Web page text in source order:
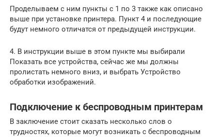
Проделываем с ним пункты с 1 по 3 также как описано
выше при установке принтера. Пункт 4 и последующие
будут немного отличатся от предыдущей инструкции.
4. В инструкции выше в этом пункте мы выбирали
Показать все устройства, сейчас же мы должны
пролистать немного вниз, и выбрать Устройство
обработки изображений.
Подключение к беспроводным принтерам
В заключение стоит сказать несколько слов о
трудностях, которые могут возникать с беспроводным